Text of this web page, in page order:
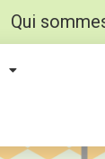
Qui